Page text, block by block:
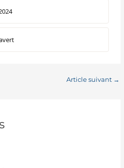
Article suivant →